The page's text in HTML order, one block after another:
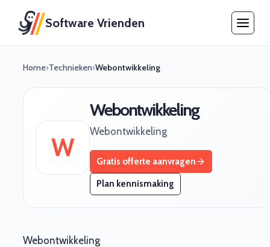
Software Vrienden
Home›Technieken›Webontwikkeling
W
Webontwikkeling
Webontwikkeling
Gratis offerte aanvragen
Plan kennismaking
Webontwikkeling